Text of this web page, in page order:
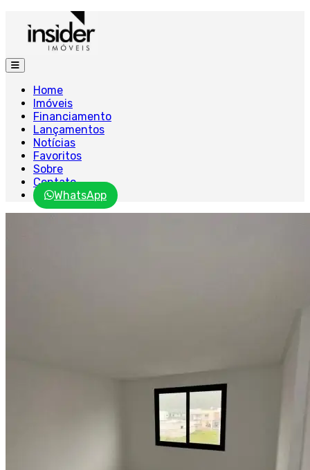
Home
Imóveis
Financiamento
Lançamentos
Notícias
Favoritos
Sobre
Contato
WhatsApp